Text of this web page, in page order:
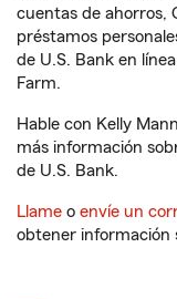
cuentas de ahorros,
préstamos
de U.S. Bank en
Farm.
Hable con Kelly
más información
de U.S. Bank.
Llame o envíe un
obtener información